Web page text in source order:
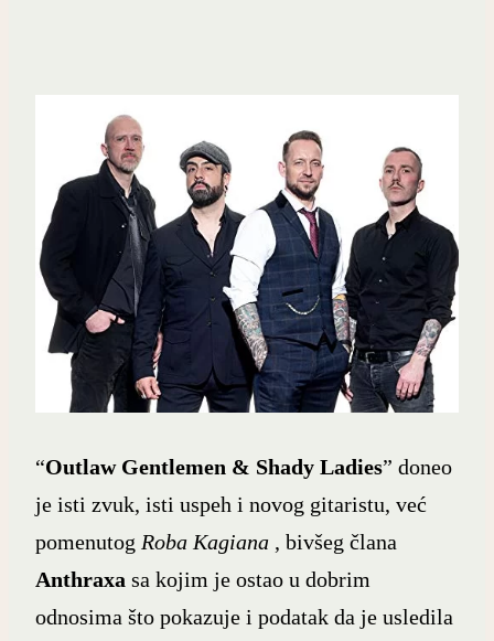
“Outlaw Gentlemen & Shady Ladies” doneo
je isti zvuk, isti uspeh i novog gitaristu, već
pomenutog Roba Kagiana , bivšeg člana
Anthraxa sa kojim je ostao u dobrim
odnosima što pokazuje i podatak da je usledila